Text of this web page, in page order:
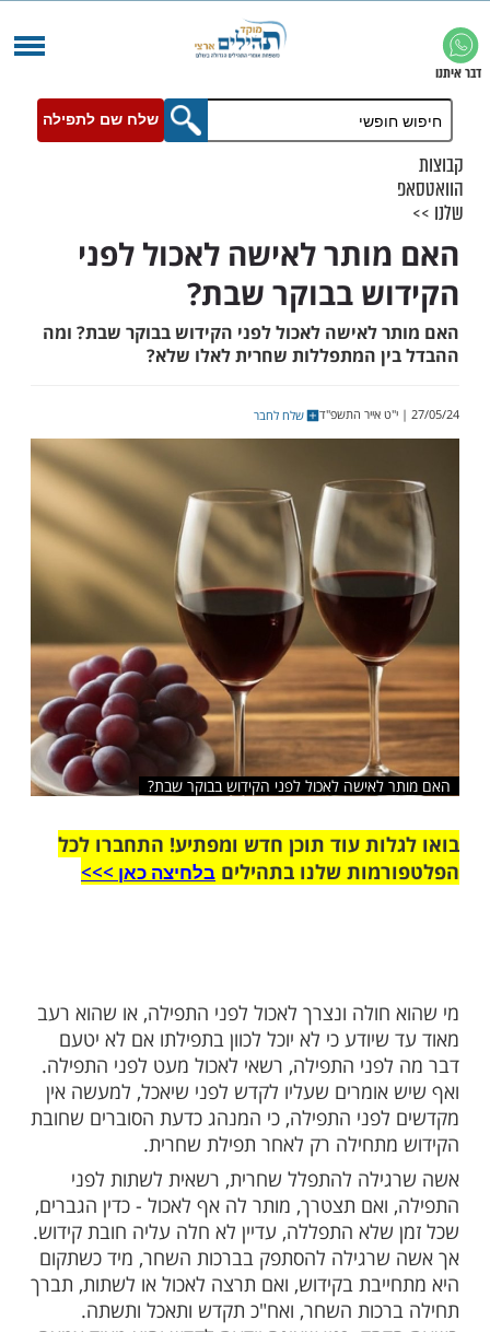
שלח שם לתפילה
לאישה לאכול לפני
בבוקר שבת?
לאישה לאכול לפני הקידוש בבוקר שבת? ומה
המתפללות שחרית לאלו שלא?
שלח לחבר
עוד תוכן חדש ומפתיע! התחברו לכל
שלנו בתהיליםבלחיצה כאן >>>​
ונצרך לאכול לפני התפילה, או שהוא רעב
כי לא יוכל לכוון בתפילתו אם לא יטעם